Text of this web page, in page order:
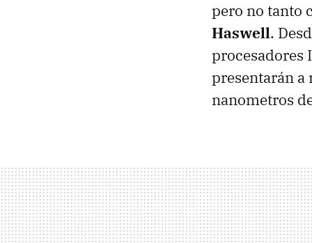
pero no tanto
Haswell.
procesadores
presentarán a
nanometros